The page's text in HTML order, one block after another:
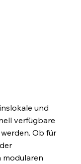
und
verfügbare
Ob für
modularen